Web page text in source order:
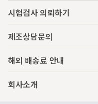
시험검사 의뢰하기
제조상담문의
해외 배송료 안내
회사소개